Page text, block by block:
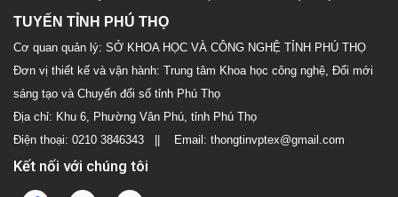
TUYẾN TỈNH PHÚ THỌ
Cơ quan quản lý: SỞ KHOA HỌC VÀ CÔNG NGHỆ TỈNH PHÚ THỌ
Đơn vị thiết kế và vận hành: Trung tâm Khoa học công nghệ, Đổi mới
sáng tạo và Chuyển đổi số tỉnh Phú Thọ
Địa chỉ: Khu 6, Phường Vân Phú, tỉnh Phú Thọ
Điện thoại: 0210 3846343 || Email: thongtinvptex@gmail.com
Kết nối với chúng tôi